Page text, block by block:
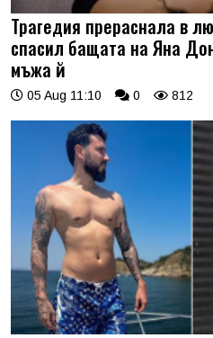
Трагедия прераснала в
спасил бащата на Яна
мъжа й
05 Aug 11:10 0 812